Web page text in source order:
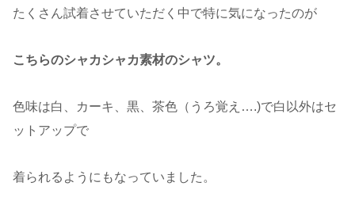
たくさん試着させていただく中で特に気になったのが
こちらのシャカシャカ素材のシャツ。
色味は白、カーキ、黒、茶色（うろ覚え….)で白以外はセ
ットアップで
着られるようにもなっていました。